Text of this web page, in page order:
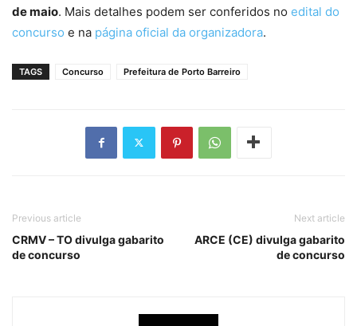
de maio. Mais detalhes podem ser conferidos no edital do
concurso e na página oficial da organizadora.
TAGS Concurso Prefeitura de Porto Barreiro
Previous article
CRMV – TO divulga gabarito
de concurso
Next article
ARCE (CE) divulga gabarito
de concurso